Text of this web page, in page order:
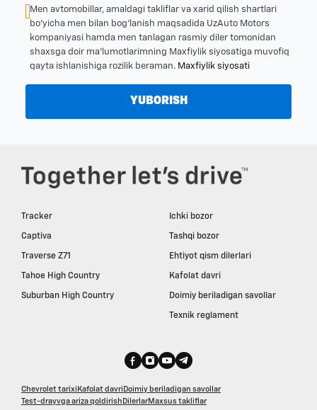
Men avtomobillar, amaldagi takliflar va xarid qilish shartlari
bo‘yicha men bilan bog‘lanish maqsadida UzAuto Motors
kompaniyasi hamda men tanlagan rasmiy diler tomonidan
shaxsga doir ma’lumotlarimning Maxfiylik siyosatiga muvofiq
qayta ishlanishiga rozilik beraman. Maxfiylik siyosati
YUBORISH
Tracker
Captiva
Traverse Z71
Tahoe High Country
Suburban High Country
Ichki bozor
Tashqi bozor
Ehtiyot qism dilerlari
Kafolat davri
Doimiy beriladigan savollar
Texnik reglament
Chevrolet tarixi Kafolat davri Doimiy beriladigan savollar
Test-drayvga ariza qoldirish DilerlarMaxsus takliflar